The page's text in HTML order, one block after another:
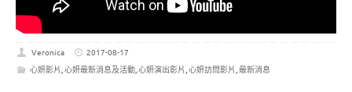
Veronica
2017-08-17
心妍影片,心妍最新消息及活動,心妍演出影片,心妍訪問影片,最新消息